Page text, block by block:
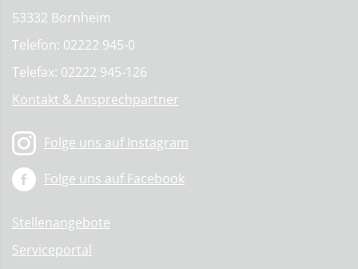
53332 Bornheim
Telefon: 02222 945-0
Telefax: 02222 945-126
Kontakt & Ansprechpartner
Folge uns auf Instagram
Folge uns auf Facebook
Stellenangebote
Serviceportal